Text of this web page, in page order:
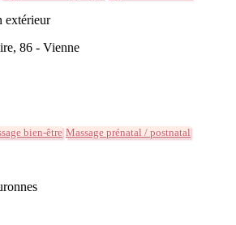
extérieur
86 - Vienne
bien-être Massage prénatal / postnatal